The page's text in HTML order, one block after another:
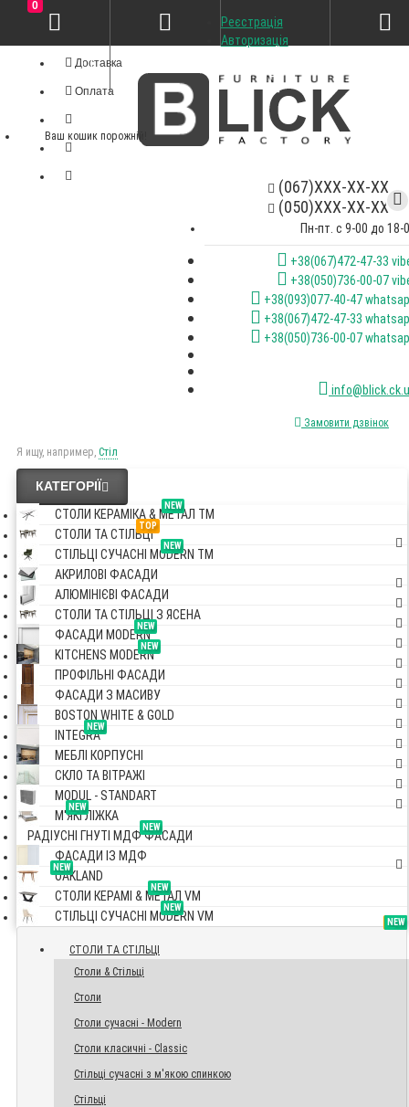
Доставка
Оплата
(067)XXX-XX-XX
(050)XXX-XX-XX
Пн-пт. с 9-00 до 18-
+38(067)472-47-33
+38(050)736-00-07
+38(093)077-40-47
+38(067)472-47-33
+38(050)736-00-07
Замовити дзвінок
Я ищу, например, Стіл
Реєстрація
Авторизація
0
Ваш кошик порожній!
КАТЕГОРІЇ
NEW
СТОЛИ КЕРАМІКА & МЕТАЛ TM
TOP
СТОЛИ ТА СТІЛЬЦІ
NEW
СТІЛЬЦІ СУЧАСНІ MODERN TM
АКРИЛОВІ ФАСАДИ
АЛЮМІНІЄВІ ФАСАДИ
СТОЛИ ТА СТІЛЬЦІ З ЯСЕНА
NEW
ФАСАДИ MODERN
NEW
KITCHENS MODERN
ПРОФІЛЬНІ ФАСАДИ
ФАСАДИ З МАСИВУ
BOSTON WHITE & GOLD
NEW
INTEGRA
МЕБЛІ КОРПУСНІ
СКЛО ТА ВІТРАЖІ
MODUL - STANDART
NEW
М'ЯКІ ЛІЖКА
NEW
РАДІУСНІ ГНУТІ МДФ ФАСАДИ
ФАСАДИ ІЗ МДФ
NEW
OAKLAND
NEW
СТОЛИ КЕРАМІ & МЕТАЛ VM
NEW
СТІЛЬЦІ СУЧАСНІ MODERN VM TOP
СТОЛИ ТА СТІЛЬЦІ
Столи & Стільці
Столи
Столи сучасні - Modern
Столи класичні - Classic
Стільці сучасні з м'якою спинкою
Стільці
NEW
NEW
NEW